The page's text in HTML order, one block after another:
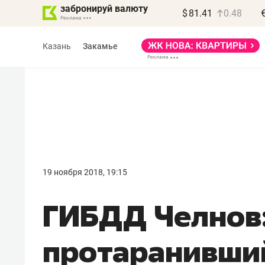
забронируй валюту $ 81.41 0.48
Казань Закамье
19 ноября 2018, 19:15
ГИБДДправил, бизнес может
потерять минимум